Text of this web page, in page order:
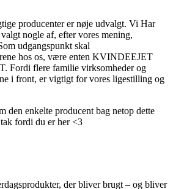
producenter er nøje udvalgt. Vi Har
nogle af, efter vores mening,
udgangspunkt skal
hos os, være enten KVINDEEJET
Fordi flere familie virksomheder og
i front, er vigtigt for vores ligestilling og
den enkelte producent bag netop dette
fordi du er her <3
der bliver brugt – og bliver